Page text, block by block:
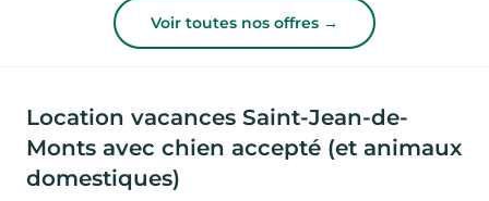
Voir toutes nos offres →
Location vacances Saint-Jean-de-
Monts avec chien accepté (et animaux
domestiques)